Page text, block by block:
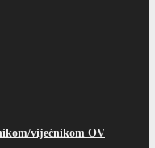
vijećnikom OV